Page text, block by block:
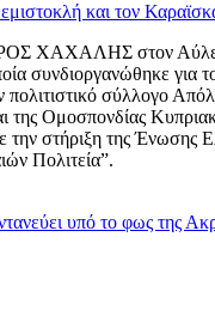
και τον
ΧΑΧΑΛΗΣ στον
συνδιοργανώθηκε για
πολιτιστικό σύλλογο
της Ομοσπονδίας
στήριξη της Ένωσης
Πολιτεία”.
υπό το φως της